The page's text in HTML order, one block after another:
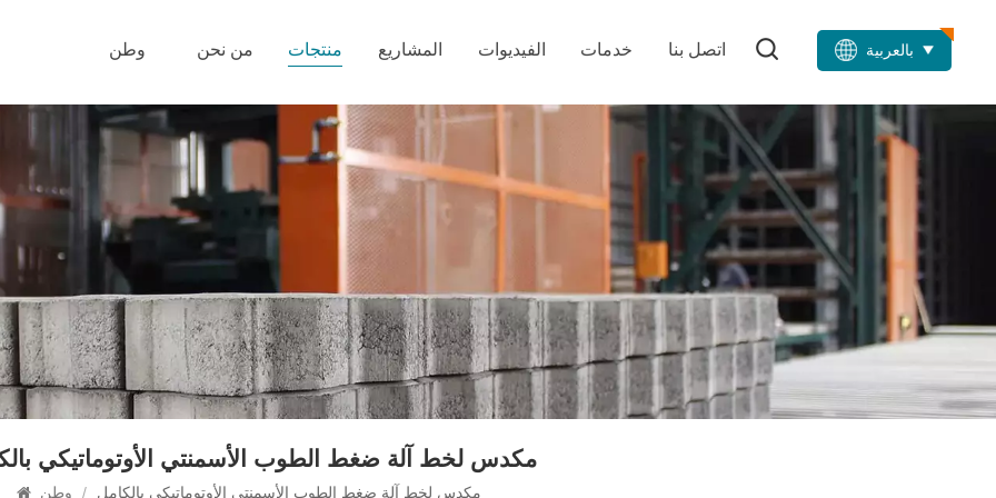
بالعربية وطن من نحن منتجات المشاريع الفيديوات خدمات اتصل بنا
مكدس لخط آلة ضغط الطوب الأسمنتي الأوتوماتيكي
/ مكدس لخط آلة ضغط الطوب الأسمنتي الأوتوماتيكي بالكامل